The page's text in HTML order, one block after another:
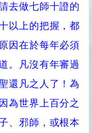
去做七師十證的
以上的把握，都
因在於每年必須
。凡沒有年審過
還凡之人了！為
為世界上百分之
、邪師，或根本